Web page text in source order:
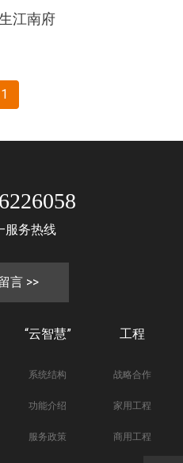
江南府
1
服务热线
言 >>
“云智慧”
系统结构
功能介绍
服务政策
工程
战略合作
家用工程
商用工程